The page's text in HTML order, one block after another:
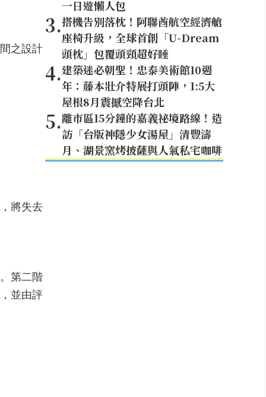
之設計
將失去
第二階
並由評
一日遊懶人包
3.搭機告別落枕！阿聯酋航空經濟艙
座椅升級，全球首創「U-Dream
頭枕」包覆頭頸超好睡
4.建築迷必朝聖！忠泰美術館10週
年：藤本壯介特展打頭陣，1:5大
屋根8月震撼空降台北
5.離市區15分鐘的嘉義祕境路線！造
訪「台版神隱少女湯屋」清豐濤
月、湖景窯烤披薩與人氣私宅咖啡